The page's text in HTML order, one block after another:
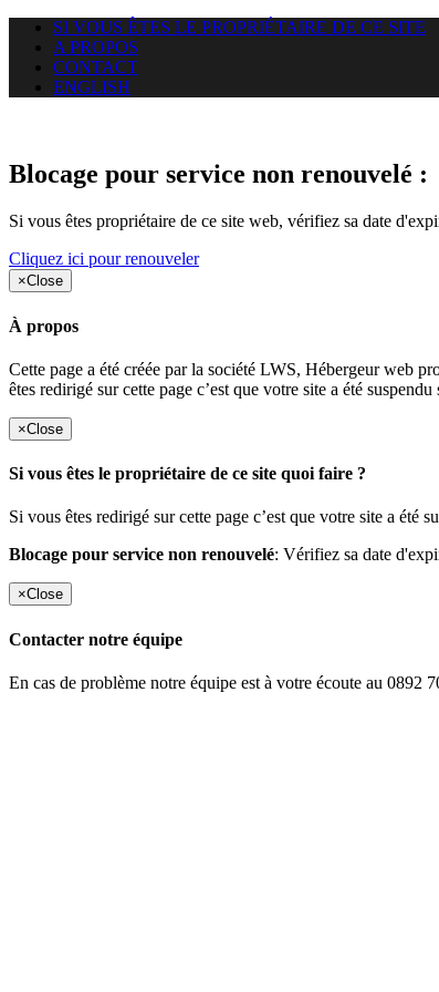
SI VOUS ÊTES LE PROPRIÉTAIRE DE CE SITE
A PROPOS
CONTACT
ENGLISH
Blocage pour service non renouvelé :
Si vous êtes propriétaire de ce site web, vérifiez sa date
Cliquez ici pour renouveler
×Close
À propos
Cette page a été créée par la société LWS, Hébergeur web
êtes redirigé sur cette page c’est que votre site a été
×Close
Si vous êtes le propriétaire de ce site quoi faire ?
Si vous êtes redirigé sur cette page c’est que votre site a été
Blocage pour service non renouvelé: Vérifiez sa date
×Close
Contacter notre équipe
En cas de problème notre équipe est à votre écoute au 0892